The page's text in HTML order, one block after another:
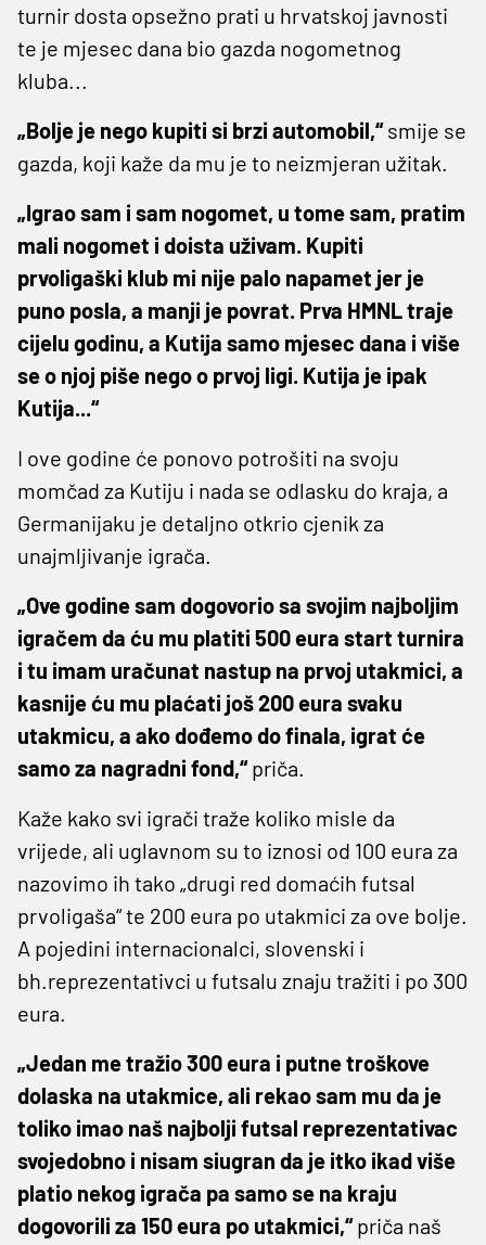
turnir dosta opsežno prati u hrvatskoj javnosti
te je mjesec dana bio gazda nogometnog
kluba...
„Bolje je nego kupiti si brzi automobil,“smije se
gazda, koji kaže da mu je to neizmjeran užitak.
„Igrao sam i sam nogomet, u tome sam, pratim
mali nogomet i doista uživam. Kupiti
prvoligaški klub mi nije palo napamet jer je
puno posla, a manji je povrat. Prva HMNL traje
cijelu godinu, a Kutija samo mjesec dana i više
se o njoj piše nego o prvoj ligi. Kutija je ipak
Kutija...“
I ove godine će ponovo potrošiti na svoju
momčad za Kutiju i nada se odlasku do kraja, a
Germanijaku je detaljno otkrio cjenik za
unajmljivanje igrača.
„Ove godine sam dogovorio sa svojim najboljim
igračem da ću mu platiti 500 eura start turnira
i tu imam uračunat nastup na prvoj utakmici, a
kasnije ću mu plaćati još 200 eura svaku
utakmicu, a ako dođemo do finala, igrat će
samo za nagradni fond,“priča.
Kaže kako svi igrači traže koliko misle da
vrijede, ali uglavnom su to iznosi od 100 eura za
nazovimo ih tako „drugi red domaćih futsal
prvoligaša“ te 200 eura po utakmici za ove bolje.
A pojedini internacionalci, slovenski i
bh.reprezentativci u futsalu znaju tražiti i po 300
eura.
„Jedan me tražio 300 eura i putne troškove
dolaska na utakmice, ali rekao sam mu da je
toliko imao naš najbolji futsal reprezentativac
svojedobno i nisam siugran da je itko ikad više
platio nekog igrača pa samo se na kraju
dogovorili za 150 eura po utakmici,“priča naš